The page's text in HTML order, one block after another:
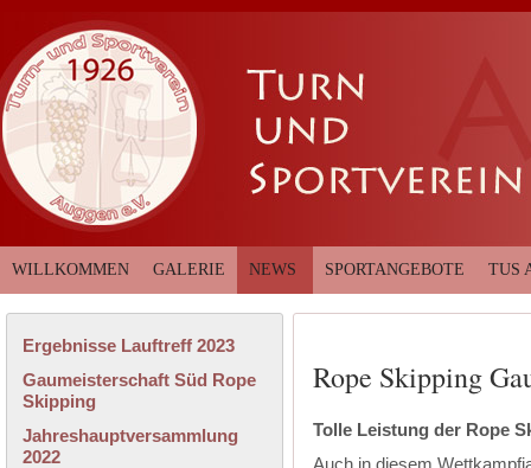
WILLKOMMEN GALERIE NEWS SPORTANGEBOTE TUS
Ergebnisse Lauftreff 2023
Gaumeisterschaft Süd Rope
Skipping
Jahreshauptversammlung
2022
Rope Skipping
Tolle Leistung der Rope
Auch in diesem